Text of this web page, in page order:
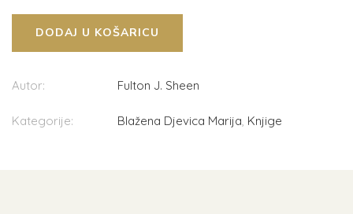
DODAJ U KOŠARICU
Autor: Fulton J. Sheen
Kategorije: Blažena Djevica Marija Knjige